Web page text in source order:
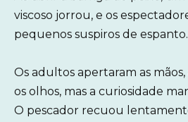
viscoso jorrou, e os
pequenos suspiros de espanto.
Os adultos apertaram as
os olhos, mas a curiosidade
O pescador recuou